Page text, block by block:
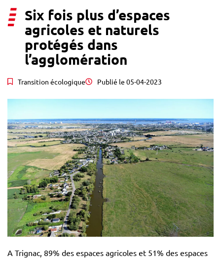
Six fois plus d’espaces
agricoles et naturels
protégés dans
l’agglomération
Transition écologique Publié le 05-04-2023
A Trignac, 89% des espaces agricoles et 51% des espaces